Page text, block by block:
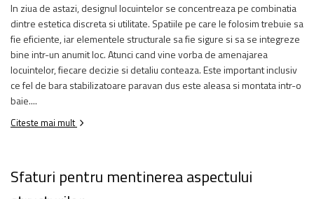
In ziua de astazi, designul locuintelor se concentreaza pe combinatia
dintre estetica discreta si utilitate. Spatiile pe care le folosim trebuie sa
fie eficiente, iar elementele structurale sa fie sigure si sa se integreze
bine intr-un anumit loc. Atunci cand vine vorba de amenajarea
locuintelor, fiecare decizie si detaliu conteaza. Este important inclusiv
ce fel de bara stabilizatoare paravan dus este aleasa si montata intr-o
baie....
Citeste mai mult
Sfaturi pentru mentinerea aspectului